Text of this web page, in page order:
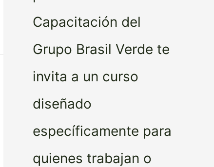
Capacitación del
Grupo Brasil Verde te
invita a un curso
diseñado
específicamente para
quienes trabajan o